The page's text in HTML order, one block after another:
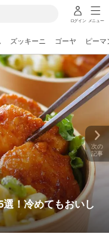
ログイン メニュー
ズッキーニ ゴーヤ ピーマ
！冷めてもおいし
次の
記事